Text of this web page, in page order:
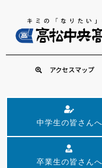
アクセスマップ
中学生の皆さんへ
卒業生の皆さんへ